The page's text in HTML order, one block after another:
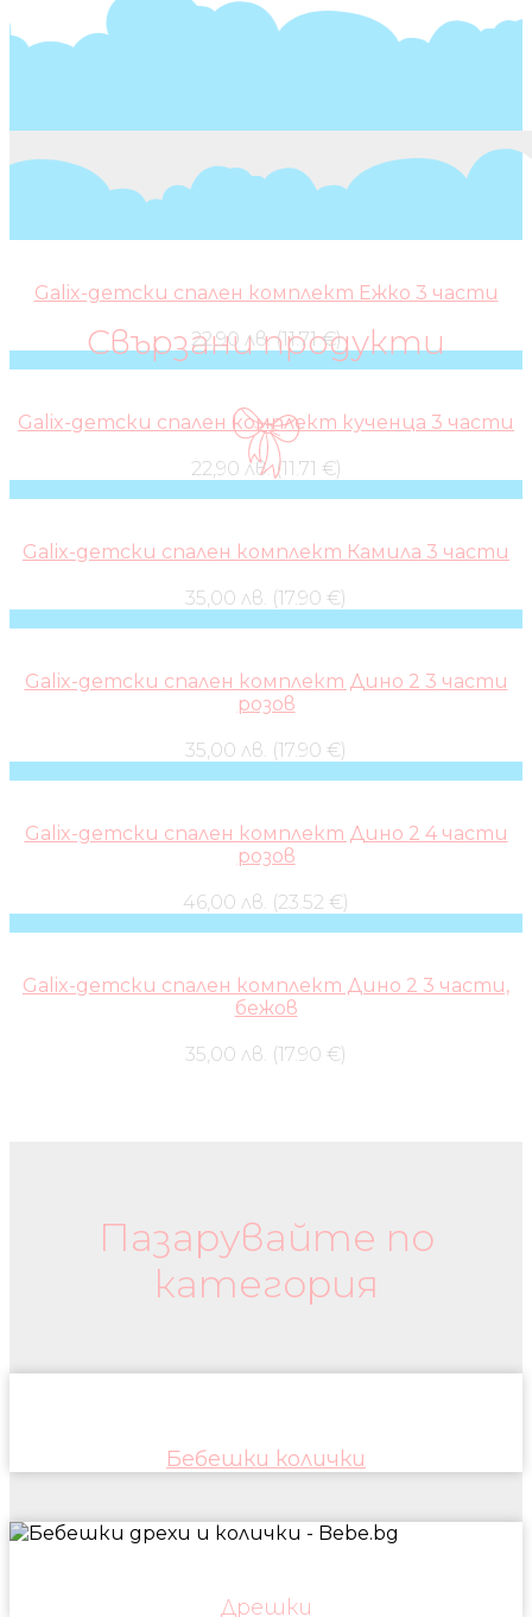
Свързани продукти
Galix-детски спален комплект Ежко 3 части
22,90 лв. (11.71 €)
Galix-детски спален комплект кученца 3 части
22,90 лв. (11.71 €)
Galix-детски спален комплект Камила 3 части
35,00 лв. (17.90 €)
Galix-детски спален комплект Дино 2 3 части
розов
35,00 лв. (17.90 €)
Galix-детски спален комплект Дино 2 4 части
розов
46,00 лв. (23.52 €)
Galix-детски спален комплект Дино 2 3 части,
бежов
35,00 лв. (17.90 €)
Пазарувайте по
категория
Бебешки колички
Дрешки